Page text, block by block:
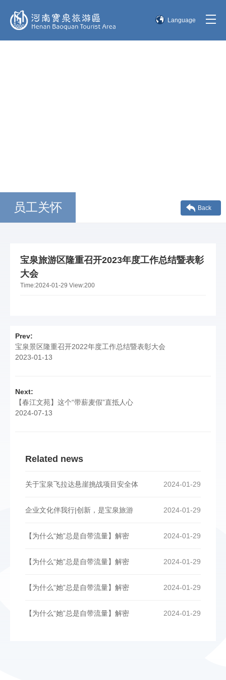
Language
员工关怀 Back
宝泉旅游区隆重召开2023年度工作总结暨表彰
大会
Time:2024-01-29 View:200
Prev:
宝泉景区隆重召开2022年度工作总结暨表彰大会
2023-01-13
Next:
【春江文苑】这个“带薪麦假”直抵人心
2024-07-13
Related news
2024-01-29
关于宝泉飞拉达悬崖挑战项目安全体
2024-01-29
企业文化伴我行|创新，是宝泉旅游
2024-01-29
【为什么“她”总是自带流量】解密
2024-01-29
【为什么“她”总是自带流量】解密
2024-01-29
【为什么“她”总是自带流量】解密
2024-01-29
【为什么“她”总是自带流量】解密